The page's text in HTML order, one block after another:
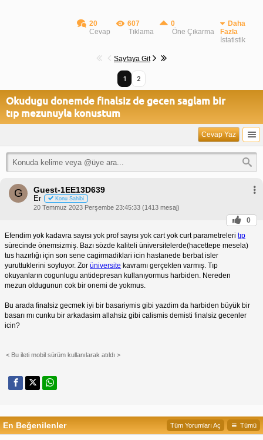
20
Cevap
607
Tıklama
0
Öne Çıkarma
Daha
Fazla
İstatistik
Sayfaya Git
1 2
Okudugu donemde finalsiz de gecen saglam bir
tıp mezunuyla konustum
Cevap Yaz
G Guest-1EE13D639
Er Konu Sahibi
20 Temmuz 2023 Perşembe 23:45:33 (1413 mesaj)
0
Efendim yok kadavra sayısı yok prof sayısı yok cart yok curt parametreleri tıp
sürecinde önemsizmiş. Bazı sözde kaliteli üniversitelerde(hacettepe mesela)
tus hazırlığı için son sene cagirmadiklari icin hastanede berbat isler
yuruttuklerini soyluyor. Zor üniversite kavramı gerçekten varmış. Tıp
okuyanların cogunlugu antidepresan kullanıyormus harbiden. Nereden
mezun oldugunun cok bir onemi de yokmus.
Bu arada finalsiz gecmek iyi bir basariymis gibi yazdim da harbiden büyük bir
basarı mı cunku bir arkadasim allahsiz gibi calismis demisti finalsiz gecenler
icin?
< Bu ileti mobil sürüm kullanılarak atıldı >
En Beğenilenler Tümü
Tüm Yorumları Aç